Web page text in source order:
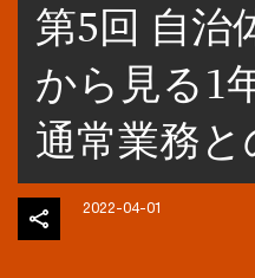
第5回 自治
から見る1
通常業務と
2022-04-01